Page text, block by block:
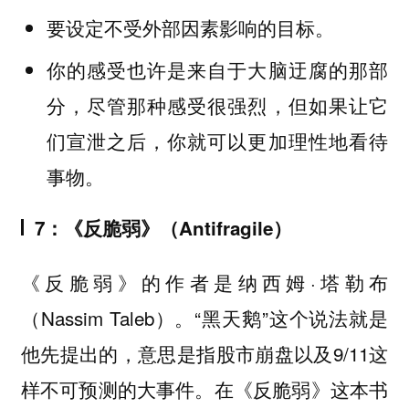
要设定不受外部因素影响的目标。
你的感受也许是来自于大脑迂腐的那部
分，尽管那种感受很强烈，但如果让它
们宣泄之后，你就可以更加理性地看待
事物。
7：《反脆弱》（Antifragile）
《反脆弱》的作者是纳西姆·塔勒布
（Nassim Taleb）。“黑天鹅”这个说法就是
他先提出的，意思是指股市崩盘以及9/11这
样不可预测的大事件。在《反脆弱》这本书